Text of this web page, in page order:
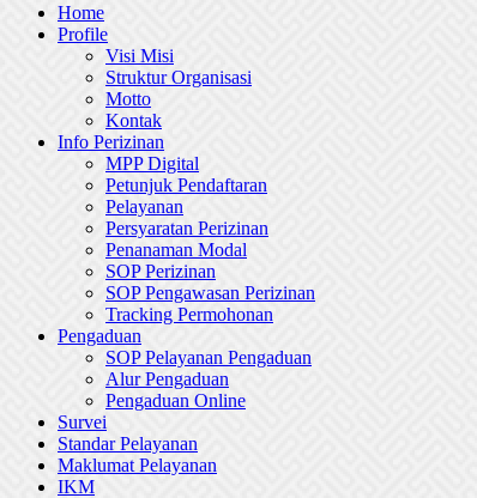
Home
Profile
Visi Misi
Struktur Organisasi
Motto
Kontak
Info Perizinan
MPP Digital
Petunjuk Pendaftaran
Pelayanan
Persyaratan Perizinan
Penanaman Modal
SOP Perizinan
SOP Pengawasan Perizinan
Tracking Permohonan
Pengaduan
SOP Pelayanan Pengaduan
Alur Pengaduan
Pengaduan Online
Survei
Standar Pelayanan
Maklumat Pelayanan
IKM